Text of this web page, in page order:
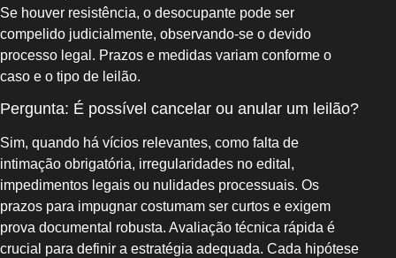
Se houver resistência, o desocupante pode ser
compelido judicialmente, observando-se o devido
processo legal. Prazos e medidas variam conforme o
caso e o tipo de leilão.
Pergunta: É possível cancelar ou anular um leilão?
Sim, quando há vícios relevantes, como falta de
intimação obrigatória, irregularidades no edital,
impedimentos legais ou nulidades processuais. Os
prazos para impugnar costumam ser curtos e exigem
prova documental robusta. Avaliação técnica rápida é
crucial para definir a estratégia adequada. Cada hipótese